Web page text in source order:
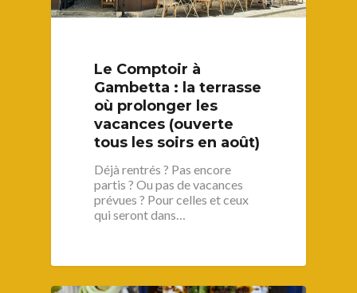
Le Comptoir à
Gambetta : la terrasse
où prolonger les
vacances (ouverte
tous les soirs en août)
Déjà rentrés ? Pas encore
partis ? Ou pas de vacances
prévues ? Pour celles et ceux
qui seront dans…